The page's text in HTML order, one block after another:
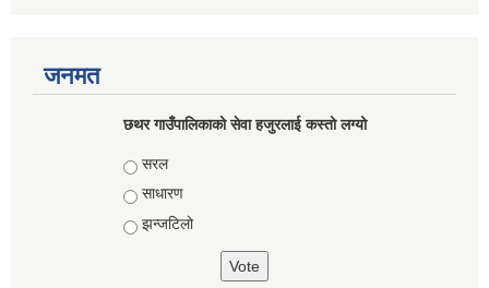
जनमत
छथर गाउँपालिकाको सेवा हजुरलाई कस्तो लग्यो
Choices
सरल
साधारण
झन्जटिलो